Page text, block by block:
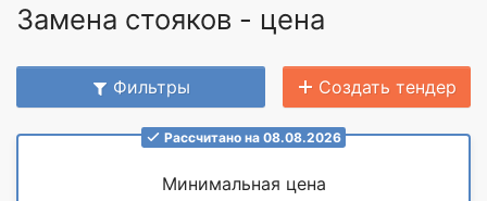
Замена стояков - цена
Фильтры Создать тендер
Рассчитано на 08.08.2026
Минимальная цена